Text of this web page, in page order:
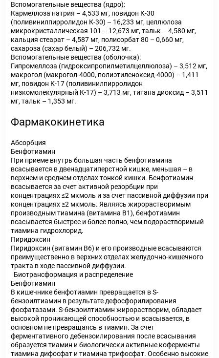
Вспомогательные вещества (ядро):
Кармеллоза натрия – 4,533 мг, повидон К-30
(поливинилпирролидон К-30) – 16,233 мг, целлюлоза
микрокристаллическая 101 – 12,673 мг, тальк – 4,580 мг,
кальция стеарат – 4,587 мг, полисорбат 80 – 0,660 мг,
сахароза (сахар белый) – 206,732 мг.
Вспомогательные вещества (оболочка):
Гипромеллоза (гидроксипропилметилцеллюлоза) – 3,512 мг,
макрогол (макрогол-4000, полиэтиленоксид-4000) – 1,411
мг, повидон К-17 (поливинилпирролидон
низкомолекулярный К-17) – 3,713 мг, титана диоксид – 3,511
мг, тальк – 1,353 мг.
Фармакокинетика
Абсорбция
Бенфотиамин
При приеме внутрь большая часть бенфотиамина
всасывается в двенадцатиперстной кишке, меньшая – в
верхнем и среднем отделах тонкой кишки. Бенфотиамин
всасывается за счет активной резорбции при
концентрациях ≤2 мкмоль и за счет пассивной диффузии при
концентрациях ≥2 мкмоль. Являясь жирорастворимым
производным тиамина (витамина В1), бенфотиамин
всасывается быстрее и более полно, чем водорастворимый
тиамина гидрохлорид.
Пиридоксин
Пиридоксин (витамин В6) и его производные всасываются
преимущественно в верхних отделах желудочно-кишечного
тракта в ходе пассивной диффузии.
Биотрансформация и распределение
Бенфотиамин
В кишечнике бенфотиамин превращается в Ѕ-
бензоилтиамин в результате дефосфорилирования
фосфатазами. Ѕ-бензоилтиамин жирорастворим, обладает
высокой проникающей способностью и всасывается, в
основном не превращаясь в тиамин. За счет
ферментативного дебензоилирования после всасывания
образуется тиамин и биологически активные коферменты
тиамина дифосфат и тиамина трифосфат. Особенно высокие